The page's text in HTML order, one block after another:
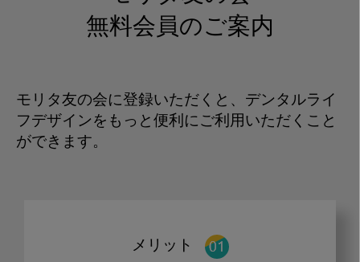
無料会員のご案内
モリタ友の会に登録いただくと、デンタルライ
フデザインをもっと便利にご利用いただくこと
ができます。
メリット